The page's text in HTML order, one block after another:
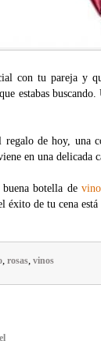
con tu pareja y
estabas
de hoy, una
en una delicada
botella de vino
éxito de tu cena está
, rosas, vinos